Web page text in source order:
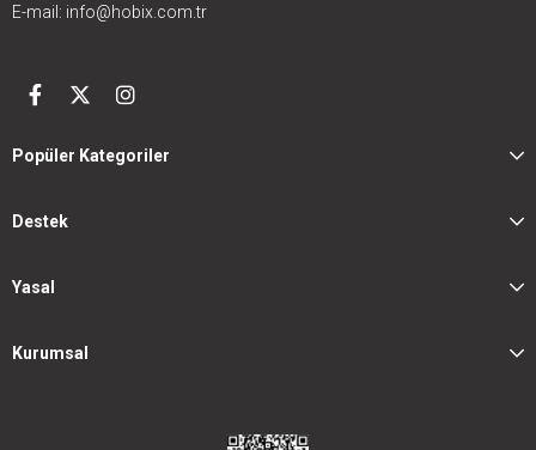
E-mail: info@hobix.com.tr
Popüler Kategoriler
Destek
Yasal
Kurumsal